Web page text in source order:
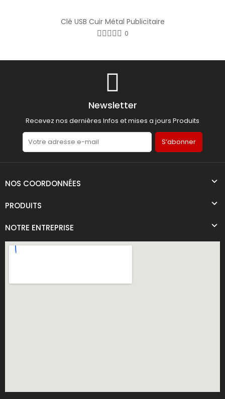
Clé USB Cuir Métal Publicitaire
0
Newsletter
Recevez nos dernières Infos et mises a jours Produits
S’abonner
NOS COORDONNÉES
PRODUITS
NOTRE ENTREPRISE